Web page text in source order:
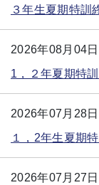
３年生夏期特訓
2026年08月04日
1，２年夏期特
2026年07月28日
１，2年生夏期
2026年07月27日